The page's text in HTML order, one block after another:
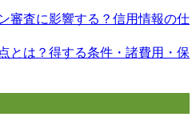
審査に影響する？信用情報の仕
とは？得する条件・諸費用・保